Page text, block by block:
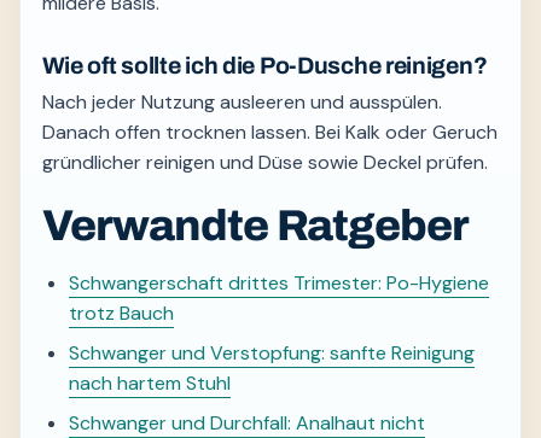
Wie oft sollte ich die Po-Dusche reinigen?
Nach jeder Nutzung ausleeren und ausspülen.
Danach offen trocknen lassen. Bei Kalk oder Geruch
gründlicher reinigen und Düse sowie Deckel prüfen.
Verwandte Ratgeber
Schwangerschaft drittes Trimester: Po-Hygiene
trotz Bauch
Schwanger und Verstopfung: sanfte Reinigung
nach hartem Stuhl
Schwanger und Durchfall: Analhaut nicht